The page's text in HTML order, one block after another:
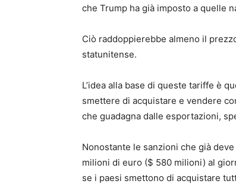
che Trump ha già imposto a quelle
Ciò raddoppierebbe almeno il
statunitense.
L’idea alla base di queste tariffe è
smettere di acquistare e vendere
che guadagna dalle esportazioni,
Nonostante le sanzioni che già
milioni di euro ($ 580 milioni) al
se i paesi smettono di acquistare